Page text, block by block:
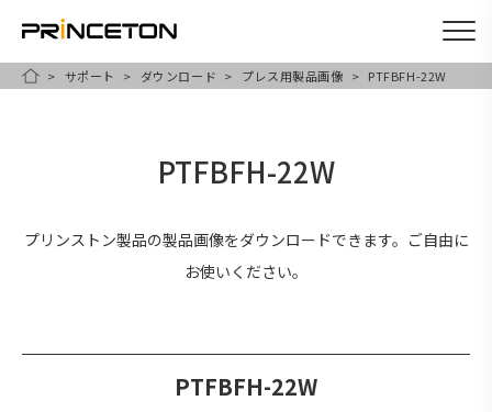
HOME
サポート ダウンロード プレス用製品画像 PTFBFH-22W
PTFBFH-22W
プリンストン製品の製品画像をダウンロードできます。ご自由に
お使いください。
PTFBFH-22W